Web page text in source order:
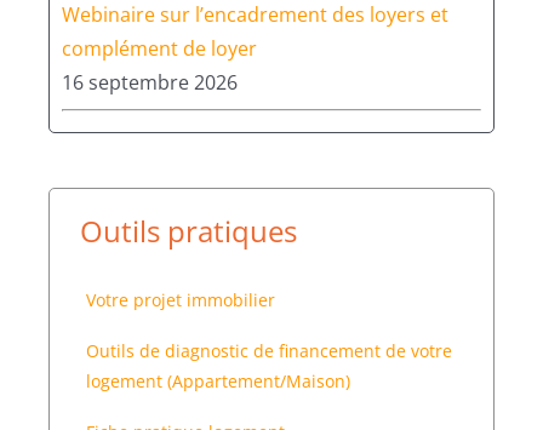
Webinaire sur l’encadrement des loyers et
complément de loyer
16 septembre 2026
Outils pratiques
Votre projet immobilier
Outils de diagnostic de financement de votre
logement (Appartement/Maison)